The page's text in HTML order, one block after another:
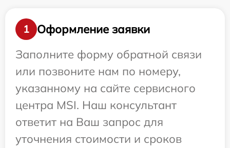
1
Оформление заявки
Заполните форму обратной связи
или позвоните нам по номеру,
указанному на сайте сервисного
центра MSI. Наш консультант
ответит на Ваш запрос для
уточнения стоимости и сроков